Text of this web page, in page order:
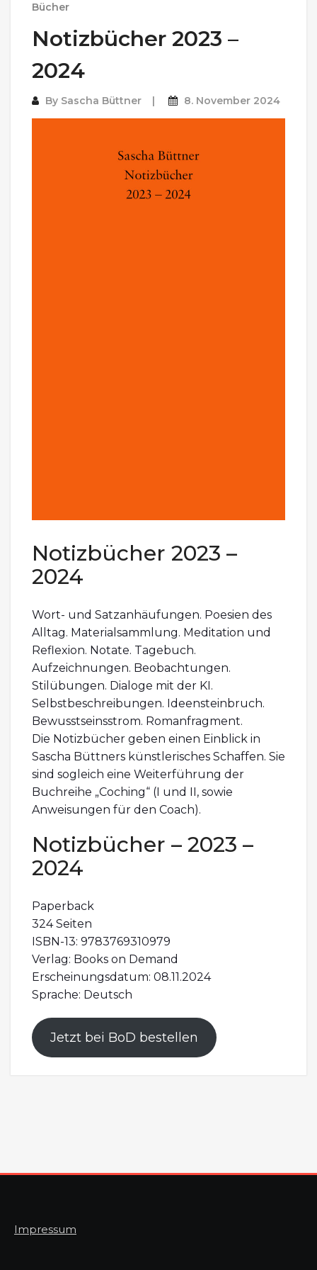
Bücher
Notizbücher 2023 –
2024
By Sascha Büttner 8. November 2024
Notizbücher 2023 –
2024
Wort- und Satzanhäufungen. Poesien des
Alltag. Materialsammlung. Meditation und
Reflexion. Notate. Tagebuch.
Aufzeichnungen. Beobachtungen.
Stilübungen. Dialoge mit der KI.
Selbstbeschreibungen. Ideensteinbruch.
Bewusstseinsstrom. Romanfragment.
Die Notizbücher geben einen Einblick in
Sascha Büttners künstlerisches Schaffen. Sie
sind sogleich eine Weiterführung der
Buchreihe „Coching“ (I und II, sowie
Anweisungen für den Coach).
Notizbücher – 2023 –
2024
Paperback
324 Seiten
ISBN-13: 9783769310979
Verlag: Books on Demand
Erscheinungsdatum: 08.11.2024
Sprache: Deutsch
Jetzt bei BoD bestellen
Impressum